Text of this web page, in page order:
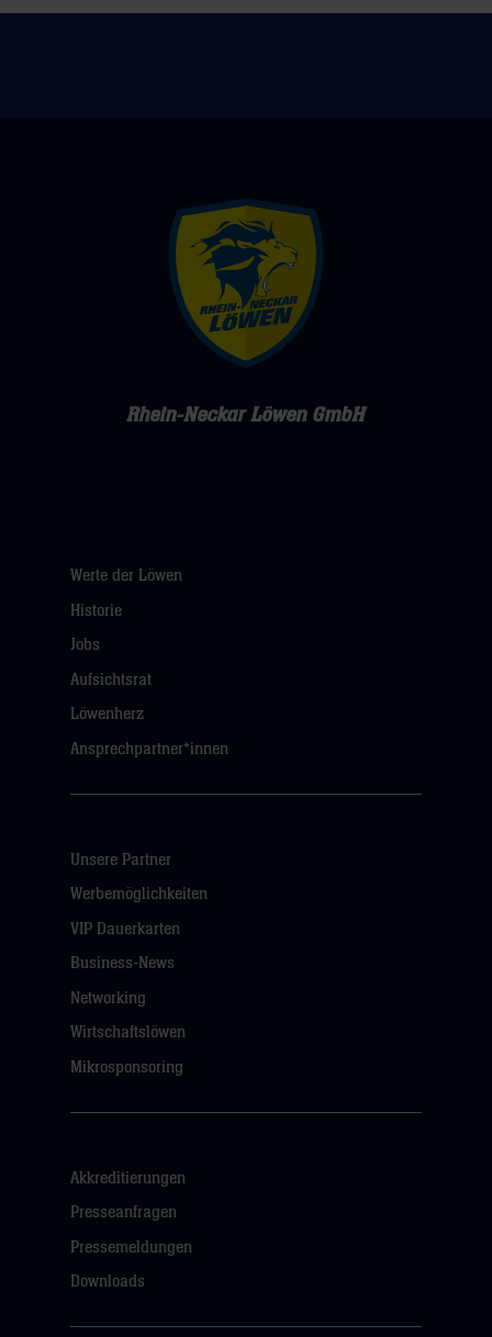
Rhein-Neckar Löwen GmbH
Werte der Löwen
Historie
Jobs
Aufsichtsrat
Löwenherz
Ansprechpartner*innen
Unsere Partner
Werbemöglichkeiten
VIP Dauerkarten
Business-News
Networking
Wirtschaftslöwen
Mikrosponsoring
Akkreditierungen
Presseanfragen
Pressemeldungen
Downloads